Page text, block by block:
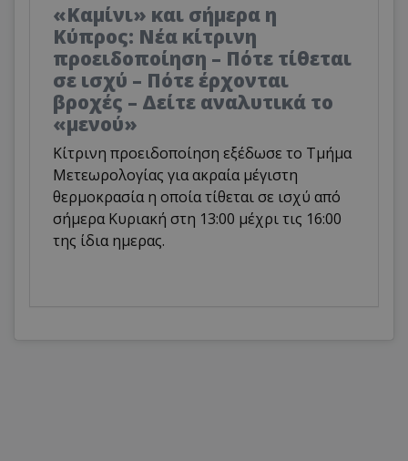
«Καμίνι» και σήμερα η
Κύπρος: Νέα κίτρινη
προειδοποίηση – Πότε τίθεται
σε ισχύ – Πότε έρχονται
βροχές – Δείτε αναλυτικά το
«μενού»
Κίτρινη προειδοποίηση εξέδωσε το Τμήμα
Μετεωρολογίας για ακραία μέγιστη
θερμοκρασία η οποία τίθεται σε ισχύ από
σήμερα Κυριακή στη 13:00 μέχρι τις 16:00
της ίδια ημερας.